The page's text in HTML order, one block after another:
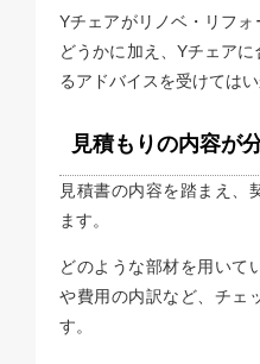
Yチェアがリノベ・リフ
どうかに加え、Yチェア
るアドバイスを受けては
見積もりの内容が
見積書の内容を踏まえ、
ます。
どのような部材を用いて
や費用の内訳など、チェ
す。